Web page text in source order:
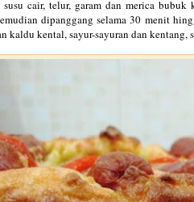
cair, telur, garam dan merica
dipanggang selama 30 menit
kaldu kental, sayur-sayuran dan